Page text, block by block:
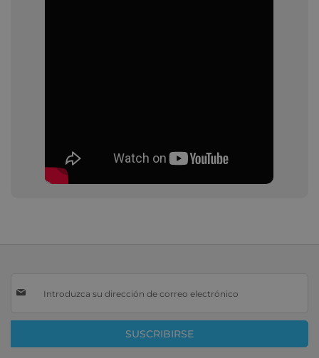
boletín
noticias:
SUSCRIBIRSE